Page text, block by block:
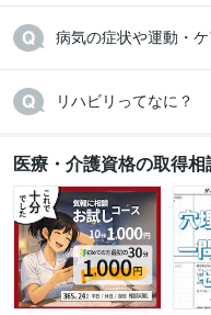
病気の症状や運動・
リハビリってなに？
医療・介護資格の取得